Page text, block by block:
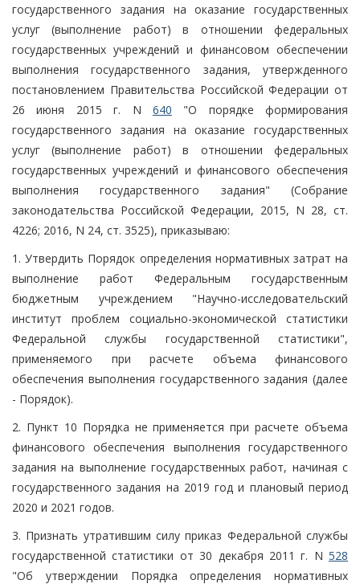
государственного задания на оказание государственных
услуг (выполнение работ) в отношении федеральных
государственных учреждений и финансовом обеспечении
выполнения государственного задания, утвержденного
постановлением Правительства Российской Федерации от
26 июня 2015 г. N 640 "О порядке формирования
государственного задания на оказание государственных
услуг (выполнение работ) в отношении федеральных
государственных учреждений и финансового обеспечения
выполнения государственного задания" (Собрание
законодательства Российской Федерации, 2015, N 28, ст.
4226; 2016, N 24, ст. 3525), приказываю:
1. Утвердить Порядок определения нормативных затрат на
выполнение работ Федеральным государственным
бюджетным учреждением "Научно-исследовательский
институт проблем социально-экономической статистики
Федеральной службы государственной статистики",
применяемого при расчете объема финансового
обеспечения выполнения государственного задания (далее
- Порядок).
2. Пункт 10 Порядка не применяется при расчете объема
финансового обеспечения выполнения государственного
задания на выполнение государственных работ, начиная с
государственного задания на 2019 год и плановый период
2020 и 2021 годов.
3. Признать утратившим силу приказ Федеральной службы
государственной статистики от 30 декабря 2011 г. N 528
"Об утверждении Порядка определения нормативных